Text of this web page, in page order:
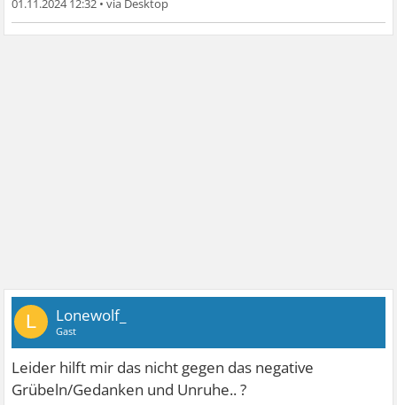
L Lonewolf_
Gast
Leider hilft mir das nicht gegen das negative
Grübeln/Gedanken und Unruhe.. ?